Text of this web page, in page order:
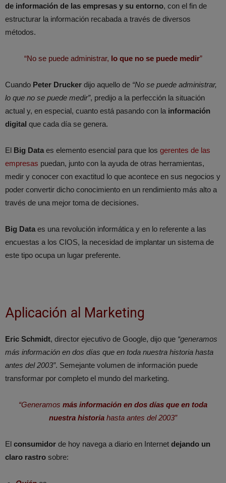
de información de las empresas y su entorno, con el fin de
estructurar la información recabada a través de diversos
métodos.
“No se puede administrar, lo que no se puede medir”
Cuando Peter Drucker dijo aquello de “No se puede administrar,
lo que no se puede medir”, predijo a la perfección la situación
actual y, en especial, cuanto está pasando con la información
digital que cada día se genera.
El Big Data es elemento esencial para que los gerentes de las
empresas puedan, junto con la ayuda de otras herramientas,
medir y conocer con exactitud lo que acontece en sus negocios y
poder convertir dicho conocimiento en un rendimiento más alto a
través de una mejor toma de decisiones.
Big Data es una revolución informática y en lo referente a las
encuestas a los CIOS, la necesidad de implantar un sistema de
este tipo ocupa un lugar preferente.
Aplicación al Marketing
Eric Schmidt, director ejecutivo de Google, dijo que “generamos
más información en dos días que en toda nuestra historia hasta
antes del 2003”. Semejante volumen de información puede
transformar por completo el mundo del marketing.
“Generamos más información en dos días que en toda
nuestra historia hasta antes del 2003”
El consumidor de hoy navega a diario en Internet dejando un
claro rastro sobre: